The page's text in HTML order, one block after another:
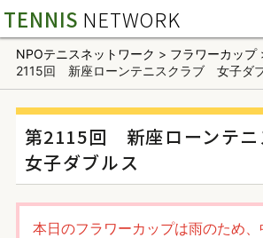
TENNIS NETWORK
NPOテニスネットワーク > フラワーカップ
2115回 新座ローンテニスクラブ 女子ダ
第2115回 新座ローンテ
女子ダブルス
本日のフラワーカップは雨のため